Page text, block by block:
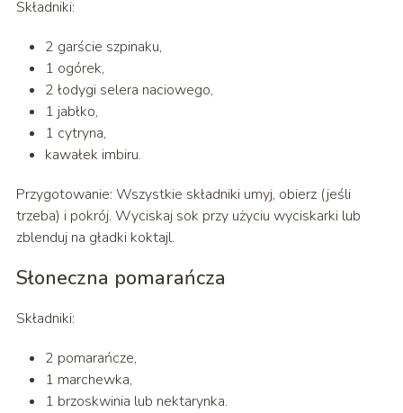
Składniki:
2 garście szpinaku,
1 ogórek,
2 łodygi selera naciowego,
1 jabłko,
1 cytryna,
kawałek imbiru.
Przygotowanie: Wszystkie składniki umyj, obierz (jeśli
trzeba) i pokrój. Wyciskaj sok przy użyciu wyciskarki lub
zblenduj na gładki koktajl.
Słoneczna pomarańcza
Składniki:
2 pomarańcze,
1 marchewka,
1 brzoskwinia lub nektarynka.